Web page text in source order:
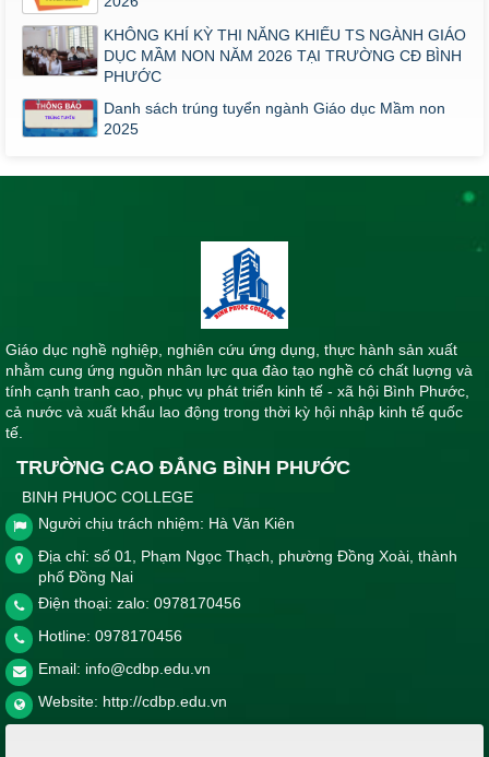
KHÔNG KHÍ KỲ THI NĂNG KHIẾU TS NGÀNH GIÁO
DỤC MẦM NON NĂM 2026 TẠI TRƯỜNG CĐ BÌNH
PHƯỚC
Danh sách trúng tuyển ngành Giáo dục Mầm non
2025
Giáo dục nghề nghiệp, nghiên cứu ứng dụng, thực hành sản xuất
nhằm cung ứng nguồn nhân lực qua đào tạo nghề có chất luợng và
tính cạnh tranh cao, phục vụ phát triển kinh tế - xã hội Bình Phước,
cả nước và xuất khẩu lao động trong thời kỳ hội nhập kinh tế quốc
tế.
TRƯỜNG CAO ĐẲNG BÌNH PHƯỚC
BINH PHUOC COLLEGE
Người chịu trách nhiệm: Hà Văn Kiên
Địa chỉ: số 01, Phạm Ngọc Thạch, phường Đồng Xoài, thành
phố Đồng Nai
Điện thoại: zalo: 0978170456
Hotline: 0978170456
Email: info@cdbp.edu.vn
Website: http://cdbp.edu.vn